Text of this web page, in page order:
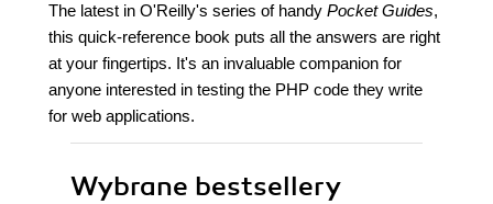
The latest in O'Reilly's series of handy Pocket Guides,
this quick-reference book puts all the answers are right
at your fingertips. It's an invaluable companion for
anyone interested in testing the PHP code they write
for web applications.
Wybrane bestsellery